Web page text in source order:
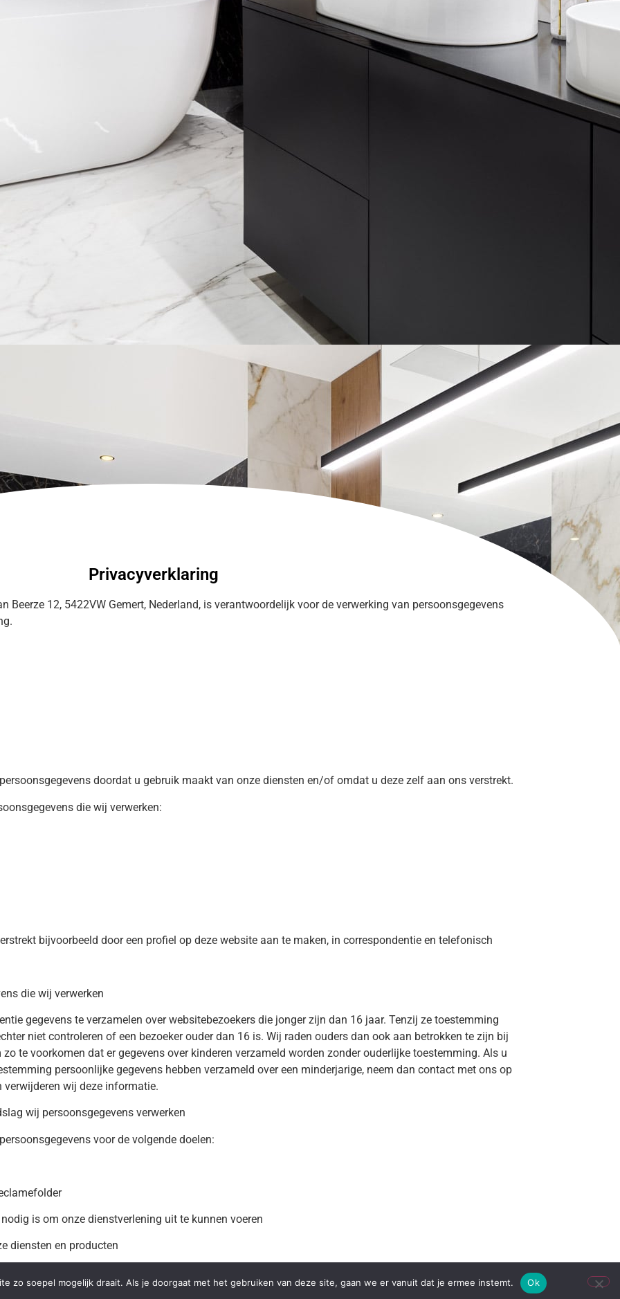
Privacyverklaring
Beerze 12, 5422VW Gemert, Nederland, is verantwoordelijk voor de verwerking van persoonsgegevens
doordat u gebruik maakt van onze diensten en/of omdat u deze zelf aan ons verstrekt.
die wij verwerken:
bijvoorbeeld door een profiel op deze website aan te maken, in correspondentie en telefonisch
die wij verwerken
gegevens te verzamelen over websitebezoekers die jonger zijn dan 16 jaar. Tenzij ze toestemming
niet controleren of een bezoeker ouder dan 16 is. Wij raden ouders dan ook aan betrokken te zijn bij
te voorkomen dat er gegevens over kinderen verzameld worden zonder ouderlijke toestemming. Als u
persoonlijke gegevens hebben verzameld over een minderjarige, neem dan contact met ons op
wij deze informatie.
wij persoonsgegevens verwerken
voor de volgende doelen:
is om onze dienstverlening uit te kunnen voeren
diensten en producten
zo soepel mogelijk draait. Als je doorgaat met het gebruiken van deze site, gaan we er vanuit dat je ermee instemt. Ok